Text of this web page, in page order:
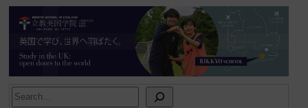
Search